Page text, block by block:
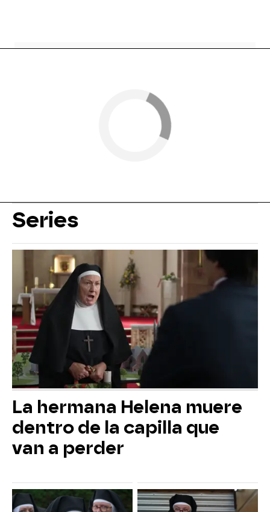
Series
La hermana Helena muere
dentro de la capilla que
van a perder